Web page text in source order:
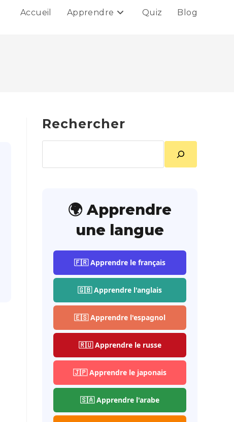
Accueil Apprendre Quiz Blog
Rechercher
🌍 Apprendre
une langue
🇫🇷 Apprendre le français
🇬🇧 Apprendre l'anglais
🇪🇸 Apprendre l'espagnol
🇷🇺 Apprendre le russe
🇯🇵 Apprendre le japonais
🇸🇦 Apprendre l'arabe